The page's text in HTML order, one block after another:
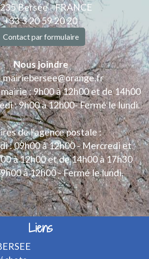
Bersée - FRANCE
+33 3 20 59 20 20
Contact par formulaire
Nous joindre
mairiebersee@orange.fr
: 9h00 à 12h00 et de 14h00
: 9h00 à 12h00- Fermé le lundi.
.
de l'agence postale :
: 09h00 à 12h00 - Mercredi et
à 12h00 et de 14h00 à 17h30
à 12h00 - Fermé le lundi.
Liens